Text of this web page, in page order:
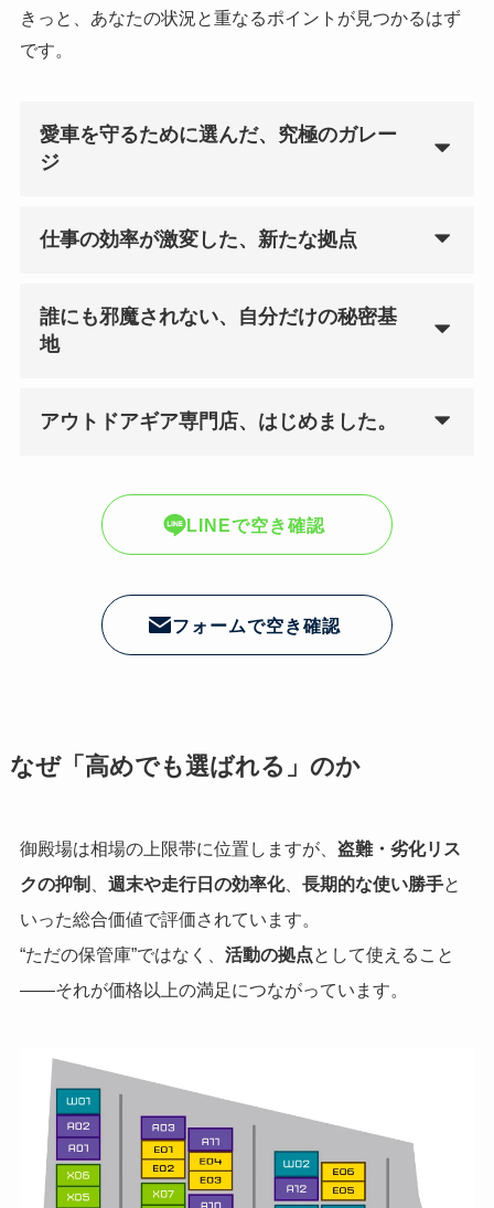
きっと、あなたの状況と重なるポイントが見つかるはず
です。
愛車を守るために選んだ、究極のガレー
ジ
仕事の効率が激変した、新たな拠点
誰にも邪魔されない、自分だけの秘密基
地
アウトドアギア専門店、はじめました。
LINEで空き確認
フォームで空き確認
なぜ「高めでも選ばれる」のか
御殿場は相場の上限帯に位置しますが、 盗難・劣化リス
クの抑制
週末や走行日の効率化、 長期的な使い勝手と
いった総合価値で評価されています。
“ただの保管庫”ではなく、 活動の拠点として使えること
――それが価格以上の満足につながっています。